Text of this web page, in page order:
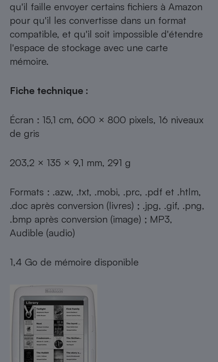
qu'il faille envoyer certains fichiers à Amazon
pour qu'il les convertisse dans un format
compatible, et qu'il soit impossible d'étendre
l'espace de stockage avec une carte
mémoire.
Fiche technique :
Écran : 15,1 cm, 600 × 800 pixels, 16 niveaux
de gris
203,2 × 135 × 9,1 mm, 291 g
Formats : .azw, .txt, .mobi, .prc, .pdf et .htlm,
.doc après conversion (livres) ; .jpg, .gif, .png,
.bmp après conversion (image) ; MP3,
Audible (audio)
1,4 Go de mémoire disponible